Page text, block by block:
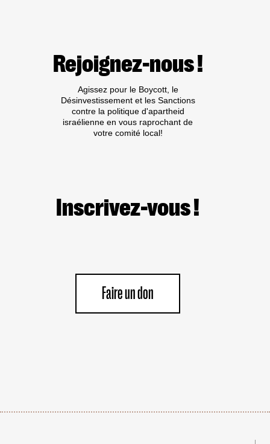
Rejoignez-nous !
Agissez pour le Boycott, le
Désinvestissement et les Sanctions
contre la politique d'apartheid
israélienne en vous raprochant de
votre comité local!
Inscrivez-vous !
Faire un don